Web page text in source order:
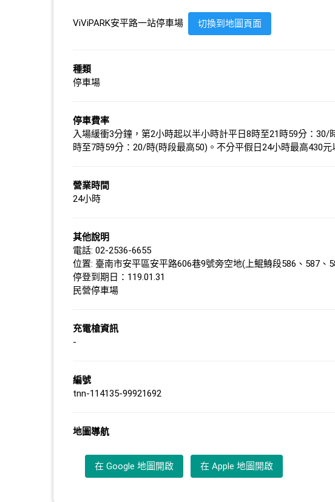
ViViPARK安平路一站停車場 切換到地圖頁面
種類
停車場
停車費率
入場緩衝3分鐘，第2小時起以半小時計平日8時至21時59分：
時至7時59分：20/時(時段最高50)。不分平假日24小時最高430元
營業時間
24小時
其他說明
電話: 02-2536-6655
位置: 臺南市安平區安平路606巷9號旁空地(上鯤鯓段586、587、
停登到期日：119.01.31
民營停車場
充電槍資訊
-
編號
tnn-114135-99921692
地圖導航
在 Google 地圖開啟 在 Apple 地圖開啟